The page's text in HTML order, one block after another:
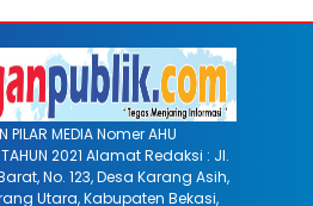
PILAR MEDIA Nomer AHU
2021 Alamat Redaksi : Jl.
No. 123, Desa Karang Asih,
Utara, Kabupaten Bekasi,